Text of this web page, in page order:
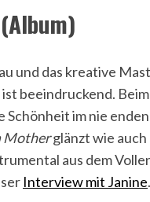
und das kreative
beeindruckend.
im nie
Motherglänzt wie auch
aus dem
Interview mit Janine.